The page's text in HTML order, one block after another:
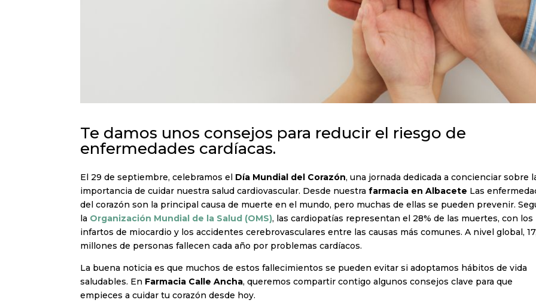
Te damos unos consejos para reducir el riesgo de
enfermedades cardíacas.
El 29 de septiembre, celebramos el Día Mundial del Corazón, una jornada dedicada a concienciar sobre
importancia de cuidar nuestra salud cardiovascular. Desde nuestra farmacia en Albacete Las
del corazón son la principal causa de muerte en el mundo, pero muchas de ellas se pueden prevenir.
la Organización Mundial de la Salud (OMS), las cardiopatías representan el 28% de las muertes, con los
infartos de miocardio y los accidentes cerebrovasculares entre las causas más comunes. A nivel global,
millones de personas fallecen cada año por problemas cardíacos.
La buena noticia es que muchos de estos fallecimientos se pueden evitar si adoptamos hábitos de vida
saludables. En Farmacia Calle Ancha, queremos compartir contigo algunos consejos clave para que
empieces a cuidar tu corazón desde hoy.